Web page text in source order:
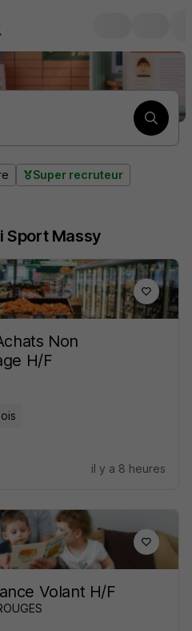
Super recruteur
Sport Massy
Non
H/F
il y a 8 heures
Volant H/F